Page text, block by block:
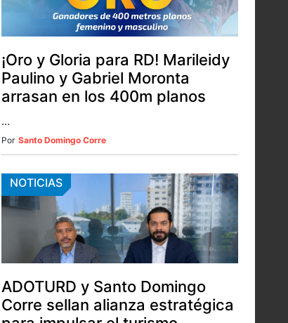
¡Oro y Gloria para RD! Marileidy
Paulino y Gabriel Moronta
arrasan en los 400m planos
...
Por Santo Domingo Corre
NOTICIAS
ADOTURD y Santo Domingo
Corre sellan alianza estratégica